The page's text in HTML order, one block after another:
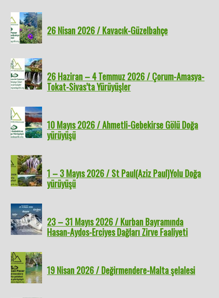
26 Nisan 2026 / Kavacık-Güzelbahçe
26 Haziran – 4 Temmuz 2026 / Çorum-Amasya-
Tokat-Sivas’ta Yürüyüşler
10 Mayıs 2026 / Ahmetli-Gebekirse Gölü Doğa
yürüyüşü
1 – 3 Mayıs 2026 / St Paul(Aziz Paul)Yolu Doğa
yürüyüşü
23 – 31 Mayıs 2026 / Kurban Bayramında
Hasan-Aydos-Erciyes Dağları Zirve Faaliyeti
19 Nisan 2026 / Değirmendere-Malta şelalesi